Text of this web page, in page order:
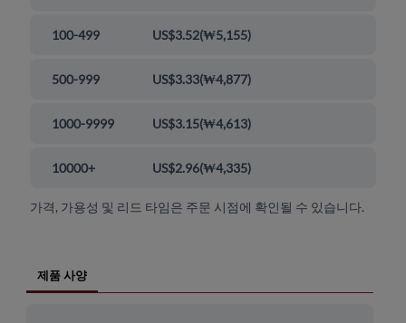
100-499 US$3.52(₩5,155)
500-999 US$3.33(₩4,877)
1000-9999 US$3.15(₩4,613)
10000+ US$2.96(₩4,335)
가격, 가용성 및 리드 타임은 주문 시점에 확인될 수 있습니다.
제품 사양